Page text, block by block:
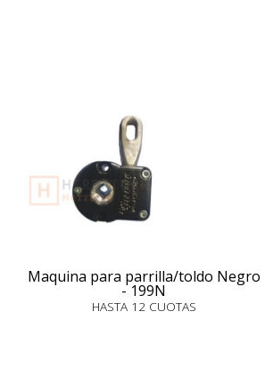
Maquina para parrilla/toldo Negro
- 199N
HASTA 12 CUOTAS